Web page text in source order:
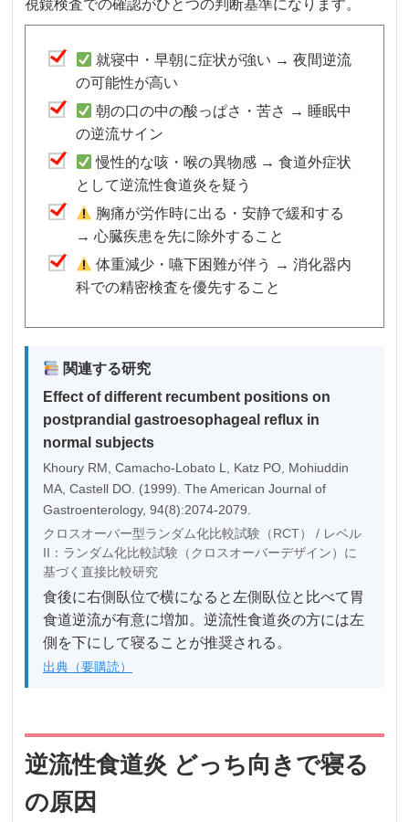
視鏡検査での確認がひとつの判断基準になります。
就寝中・早朝に症状が強い → 夜間逆流
の可能性が高い
朝の口の中の酸っぱさ・苦さ → 睡眠中
の逆流サイン
慢性的な咳・喉の異物感 → 食道外症状
として逆流性食道炎を疑う
胸痛が労作時に出る・安静で緩和する
→ 心臓疾患を先に除外すること
体重減少・嚥下困難が伴う → 消化器内
科での精密検査を優先すること
関連する研究
Effect of different recumbent positions on
postprandial gastroesophageal reflux in
normal subjects
Khoury RM, Camacho-Lobato L, Katz PO, Mohiuddin
MA, Castell DO. (1999). The American Journal of
Gastroenterology, 94(8):2074-2079.
クロスオーバー型ランダム化比較試験（RCT） / レベル
II：ランダム化比較試験（クロスオーバーデザイン）に
基づく直接比較研究
食後に右側臥位で横になると左側臥位と比べて胃
食道逆流が有意に増加。逆流性食道炎の方には左
側を下にして寝ることが推奨される。
出典（要購読）
逆流性食道炎 どっち向きで寝る
の原因